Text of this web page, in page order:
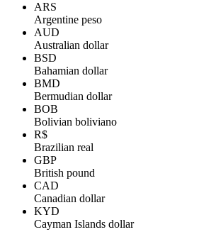
ARS
Argentine peso
AUD
Australian dollar
BSD
Bahamian dollar
BMD
Bermudian dollar
BOB
Bolivian boliviano
R$
Brazilian real
GBP
British pound
CAD
Canadian dollar
KYD
Cayman Islands dollar